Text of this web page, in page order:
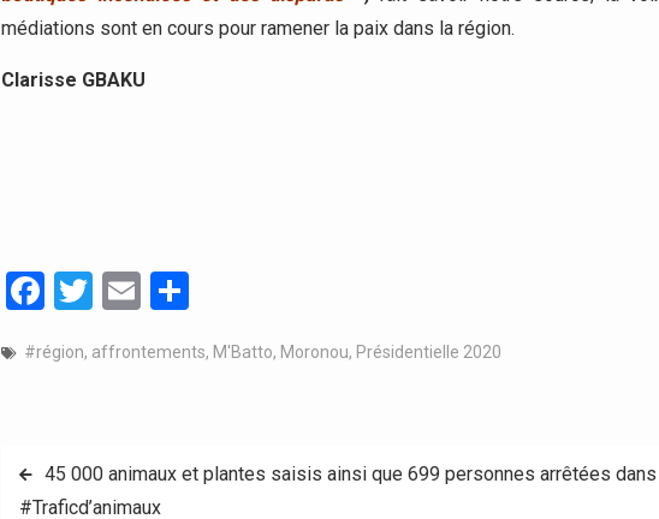
médiations sont en cours pour ramener la paix dans la région.
Clarisse GBAKU
Facebook
Twitter
Email
#région, affrontements, M'Batto, Moronou, Présidentielle 2020
Navigation
45 000 animaux et plantes saisis ainsi que 699 personnes arrêtées dans
#Traficd’animaux